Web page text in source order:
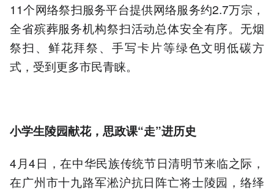
11个网络祭扫服务平台提供网络服务约2.7万宗，
全省殡葬服务机构祭扫活动总体安全有序。无烟
祭扫、鲜花拜祭、手写卡片等绿色文明低碳方
式，受到更多市民青睐。
小学生陵园献花，思政课“走”进历史
4月4日，在中华民族传统节日清明节来临之际，
在广州市十九路军淞沪抗日阵亡将士陵园，络绎